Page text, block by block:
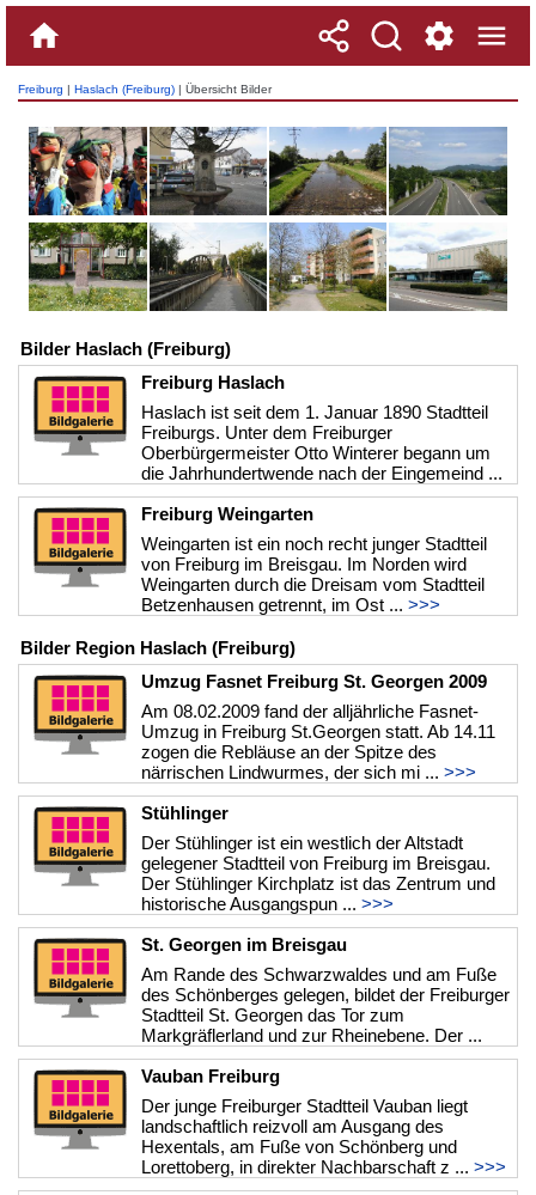
Freiburg | Haslach (Freiburg) | Übersicht Bilder
Bilder Haslach (Freiburg)
Freiburg Haslach
Haslach ist seit dem 1. Januar 1890 Stadtteil
Freiburgs. Unter dem Freiburger
Oberbürgermeister Otto Winterer begann um
die Jahrhundertwende nach der Eingemeind ...
>>>
Freiburg Weingarten
Weingarten ist ein noch recht junger Stadtteil
von Freiburg im Breisgau. Im Norden wird
Weingarten durch die Dreisam vom Stadtteil
Betzenhausen getrennt, im Ost ... >>>
Bilder Region Haslach (Freiburg)
Umzug Fasnet Freiburg St. Georgen 2009
Am 08.02.2009 fand der alljährliche Fasnet-
Umzug in Freiburg St.Georgen statt. Ab 14.11
zogen die Rebläuse an der Spitze des
närrischen Lindwurmes, der sich mi ... >>>
Stühlinger
Der Stühlinger ist ein westlich der Altstadt
gelegener Stadtteil von Freiburg im Breisgau.
Der Stühlinger Kirchplatz ist das Zentrum und
historische Ausgangspun ... >>>
St. Georgen im Breisgau
Am Rande des Schwarzwaldes und am Fuße
des Schönberges gelegen, bildet der Freiburger
Stadtteil St. Georgen das Tor zum
Markgräflerland und zur Rheinebene. Der ...
>>>
Vauban Freiburg
Der junge Freiburger Stadtteil Vauban liegt
landschaftlich reizvoll am Ausgang des
Hexentals, am Fuße von Schönberg und
Lorettoberg, in direkter Nachbarschaft z ... >>>